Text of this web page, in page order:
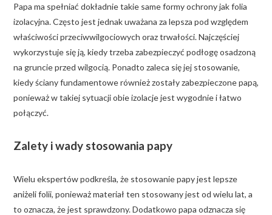
Papa ma spełniać dokładnie takie same formy ochrony jak folia
izolacyjna. Często jest jednak uważana za lepsza pod względem
właściwości przeciwwilgociowych oraz trwałości. Najczęściej
wykorzystuje się ją, kiedy trzeba zabezpieczyć podłogę osadzoną
na gruncie przed wilgocią. Ponadto zaleca się jej stosowanie,
kiedy ściany fundamentowe również zostały zabezpieczone papą,
ponieważ w takiej sytuacji obie izolacje jest wygodnie i łatwo
połączyć.
Zalety i wady stosowania papy
Wielu ekspertów podkreśla, że stosowanie papy jest lepsze
aniżeli folii, ponieważ materiał ten stosowany jest od wielu lat, a
to oznacza, że jest sprawdzony. Dodatkowo papa odznacza się